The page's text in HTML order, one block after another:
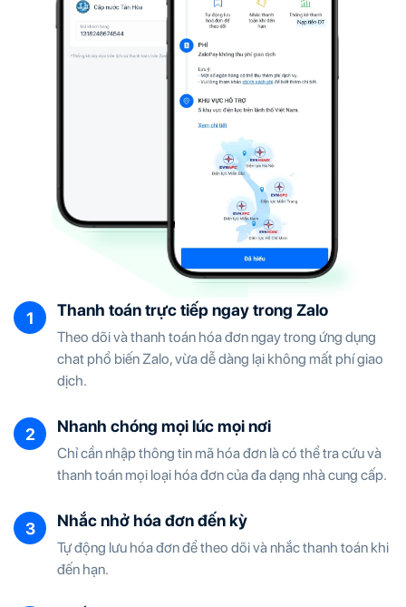
Thanh toán trực tiếp ngay trong Zalo
Theo dõi và thanh toán hóa đơn ngay trong ứng dụng
chat phổ biến Zalo, vừa dễ dàng lại không mất phí giao
dịch.
Nhanh chóng mọi lúc mọi nơi
Chỉ cần nhập thông tin mã hóa đơn là có thể tra cứu và
thanh toán mọi loại hóa đơn của đa dạng nhà cung cấp.
Nhắc nhở hóa đơn đến kỳ
Tự động lưu hóa đơn để theo dõi và nhắc thanh toán khi
đến hạn.